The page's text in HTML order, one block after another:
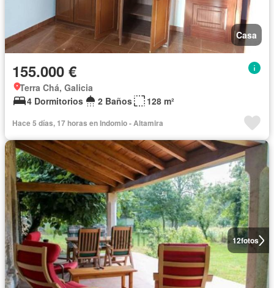
Casa
155.000 €
Terra Chá, Galicia
4 Dormitorios
2 Baños 128 m²
Hace 5 días, 17 horas en Indomio - Altamira
12fotos